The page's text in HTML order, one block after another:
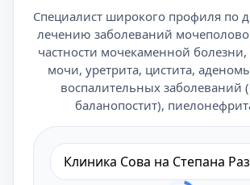
Специалист широкого профиля по
лечению заболеваний
частности мочекаменной
мочи, уретрита, цистита,
воспалительных заболеваний
баланопостит),
Клиника Сова на Степана